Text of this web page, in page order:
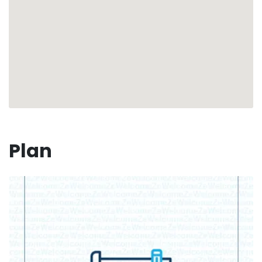
⛵️ Services exclusifs sur mesure, pour une
Respirez, vous êtes arrivés. La Villa Gérika et toute
l'équipe de ZeWelcome vous ouvrent les portes
d'un paradis tropical où chacun de vos souhaits
Numéro d'enregistrement : 97128001016W4
Plan